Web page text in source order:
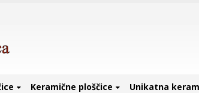
Keramične ploščice Unikatna